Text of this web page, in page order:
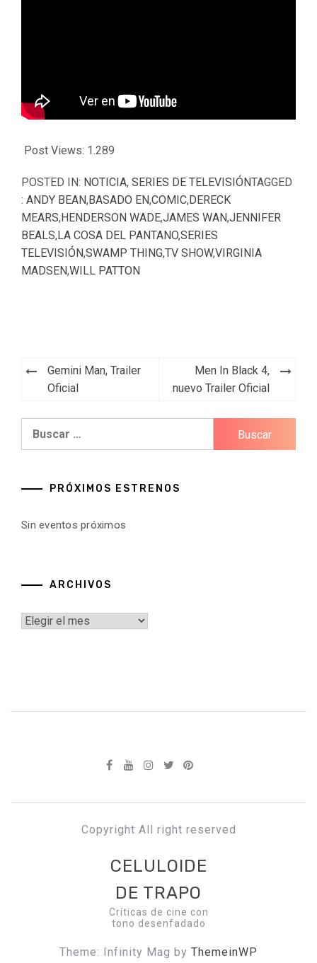
Post Views: 1.289
POSTED IN: NOTICIA, SERIES DE TELEVISIÓNTAGGED
: ANDY BEAN,BASADO EN,COMIC,DERECK
MEARS,HENDERSON WADE,JAMES WAN,JENNIFER
BEALS,LA COSA DEL PANTANO,SERIES
TELEVISIÓN,SWAMP THING,TV SHOW,VIRGINIA
MADSEN,WILL PATTON
Navegación
entradas
Gemini Man, Trailer
Oficial
Men In Black 4,
nuevo Trailer Oficial
PRÓXIMOS ESTRENOS
Sin eventos próximos
ARCHIVOS
Archivos
Copyright All right reserved
CELULOIDE
DE TRAPO
Críticas de cine con
tono desenfadado
Theme: Infinity Mag by ThemeinWP